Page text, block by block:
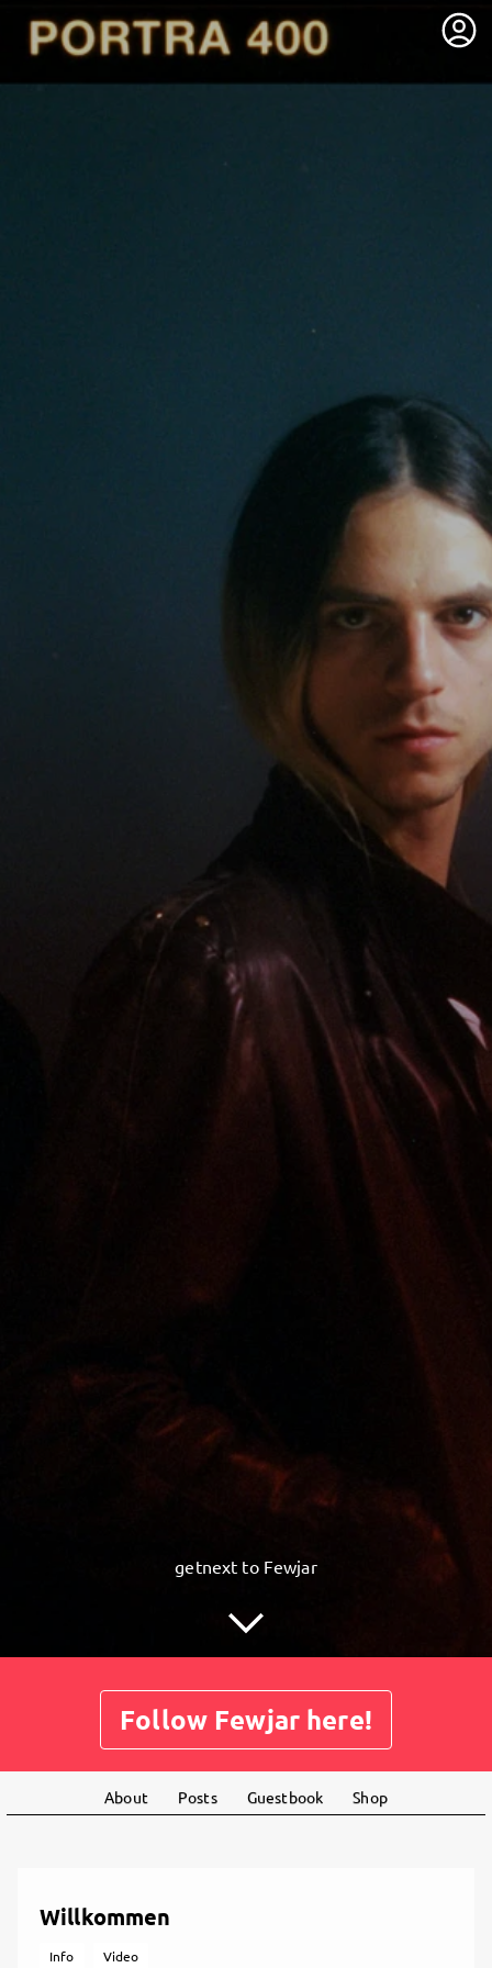
getnext to Fewjar
Follow Fewjar here!
About Posts Guestbook Shop
Willkommen
Info Video